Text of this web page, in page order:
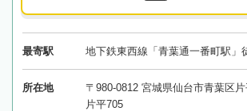
最寄駅 地下鉄東西線「青葉通一番町駅」
所在地
〒980-0812 宮城県仙台市青葉区
片平705